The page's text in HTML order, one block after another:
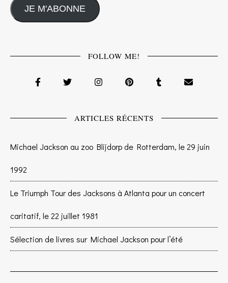
JE M'ABONNE
FOLLOW ME!
ARTICLES RÉCENTS
Michael Jackson au zoo Blijdorp de Rotterdam, le 29 juin
1992
Le Triumph Tour des Jacksons à Atlanta pour un concert
caritatif, le 22 juillet 1981
Sélection de livres sur Michael Jackson pour l’été